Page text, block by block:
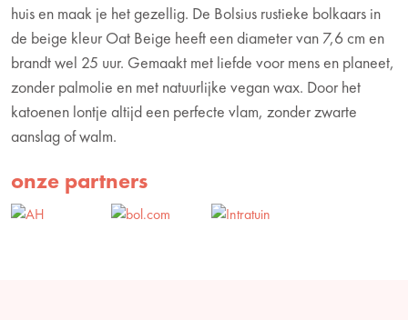
huis en maak je het gezellig. De Bolsius rustieke bolkaars in
de beige kleur Oat Beige heeft een diameter van 7,6 cm en
brandt wel 25 uur. Gemaakt met liefde voor mens en planeet,
zonder palmolie en met natuurlijke vegan wax. Door het
katoenen lontje altijd een perfecte vlam, zonder zwarte
aanslag of walm.
onze partners